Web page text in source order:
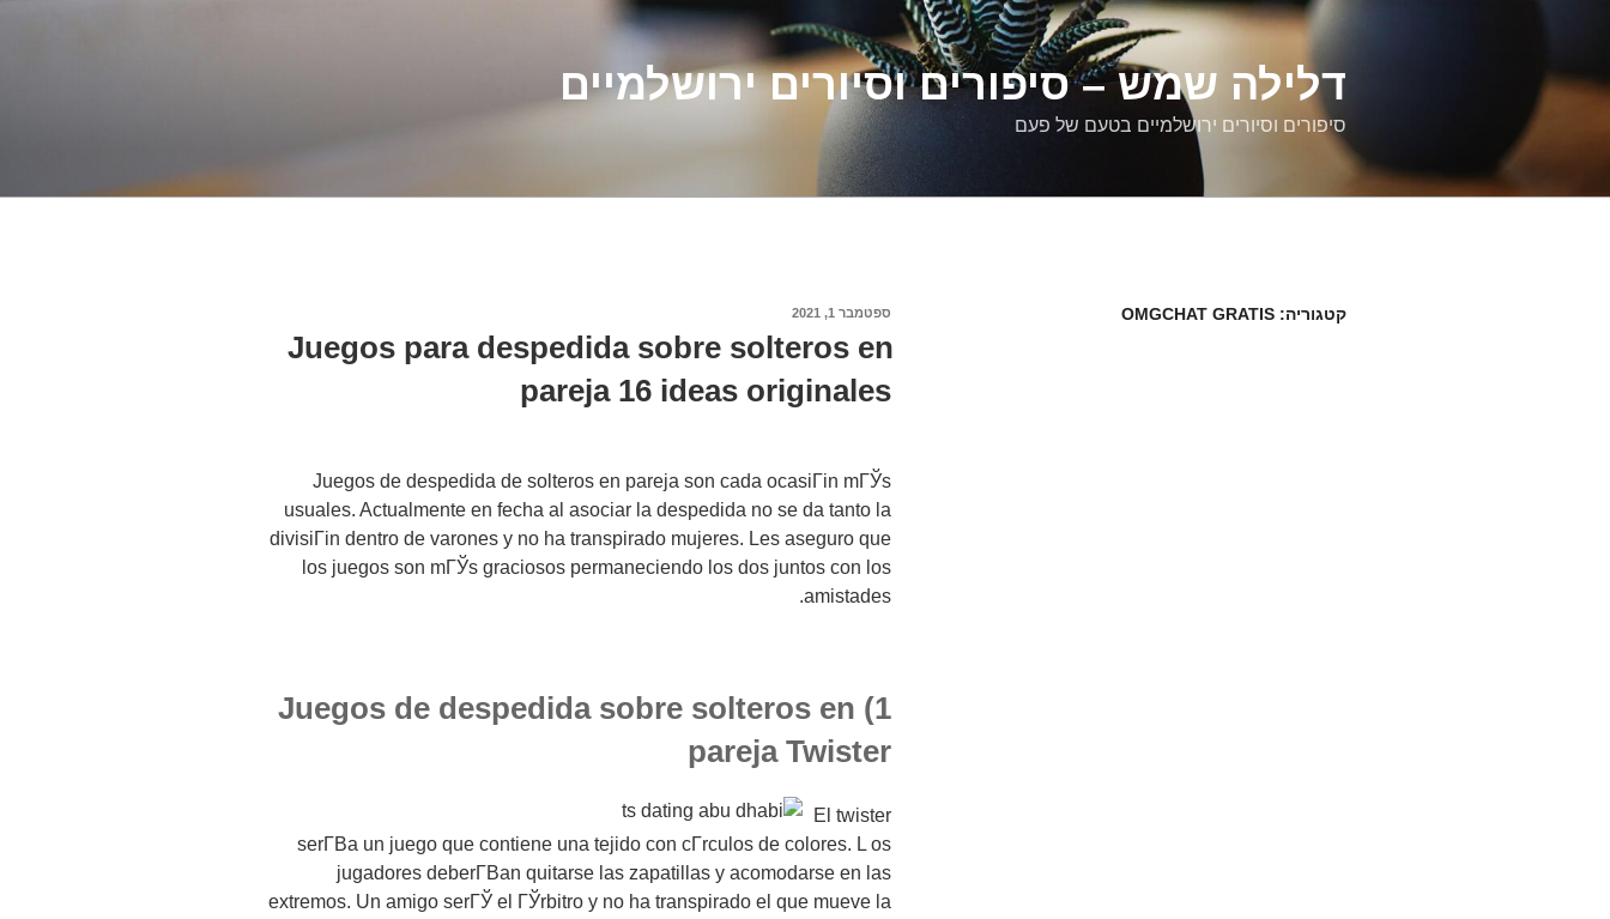
דלילה שמש – סיפורים וסיורים ירושלמיים
סיפורים וסיורים ירושלמיים בטעם של פעם
קטגוריה: OMGCHAT GRATIS
פורסם
ספטמבר 1, 2021
Juegos para despedida sobre solteros en
pareja 16 ideas originales
Juegos de despedida de solteros en pareja son cada ocasiГіn mГЎs
usuales. Actualmente en fecha al asociar la despedida no se da tanto la
divisiГіn dentro de varones y no ha transpirado mujeres. Les aseguro que
los juegos son mГЎs graciosos permaneciendo los dos juntos con los
amistades.
1) Juegos de despedida sobre solteros en
pareja Twister
El twister
serГ­В­a un juego que contiene una tejido con cГ­rculos de colores. L os
jugadores deberГ­В­an quitarse las zapatillas y acomodarse en las
extremos. Un amigo serГЎ el ГЎrbitro y no ha transpirado el que mueve la